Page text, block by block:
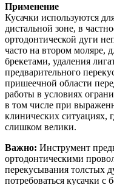
Применение
Кусачки используются
дистальной зоне, в
ортодонтической дуги
часто на втором моляре,
брекетами, удаления
предварительного
пришеечной области
работы в условиях
в том числе при
клинических ситуациях,
слишком велики.
Важно: Инструмент
ортодонтическими
перекусывания толстых
потребоваться кусачки